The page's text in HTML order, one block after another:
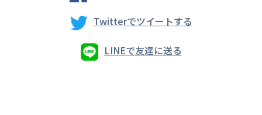
Twitterでツイートする
LINEで友達に送る